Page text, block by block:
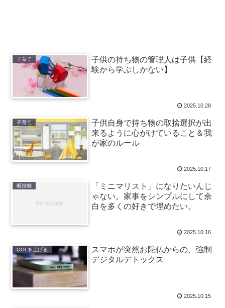
子育て
子供の持ち物の管理人は子供【経
験から学ぶしかない】
2025.10.28
子育て
子供自身で持ち物の取捨選択が出
来るように心がけていること＆我
が家のルール
2025.10.17
断捨離
「ミニマリスト」になりたいんじ
ゃない。家事をシンプルにして余
白を多くの好きで埋めたい。
2025.10.16
QOLを上げる
スマホが突然お陀仏からの、強制
デジタルデトックス
2025.10.15